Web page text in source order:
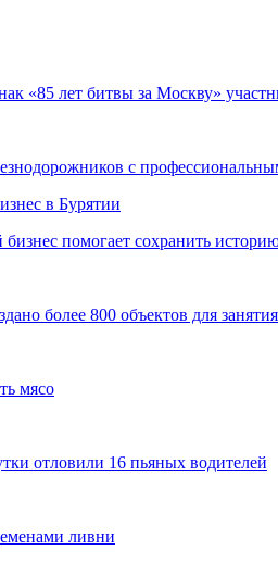
«85 лет битвы за Москву»
с
в Бурятии
помогает сохранить
более 800 объектов для
мясо
отловили 16 пьяных водителей
ливни